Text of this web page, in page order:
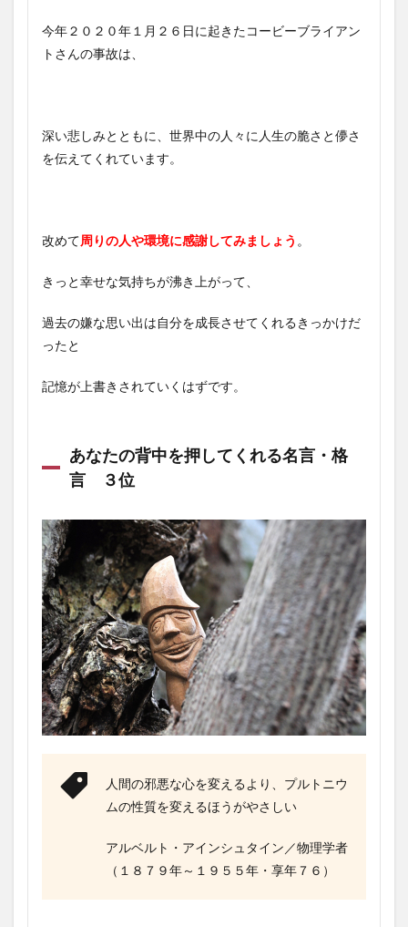
今年２０２０年１月２６日に起きたコービーブライアン
トさんの事故は、
深い悲しみとともに、世界中の人々に人生の脆さと儚さ
を伝えてくれています。
改めて周りの人や環境に感謝してみましょう 。
きっと幸せな気持ちが沸き上がって、
過去の嫌な思い出は自分を成長させてくれるきっかけだ
ったと
記憶が上書きされていくはずです。
あなたの背中を押してくれる名言・格
言 ３位
人間の邪悪な心を変えるより、プルトニウ
ムの性質を変えるほうがやさしい
アルベルト・アインシュタイン／物理学者
（１８７９年～１９５５年・享年７６）